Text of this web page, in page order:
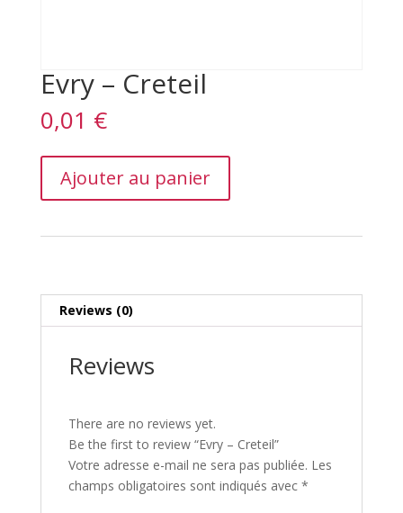
Evry – Creteil
0,01 €
Ajouter au panier
Reviews (0)
Reviews
There are no reviews yet.
Be the first to review “Evry – Creteil”
Votre adresse e-mail ne sera pas publiée. Les
champs obligatoires sont indiqués avec *